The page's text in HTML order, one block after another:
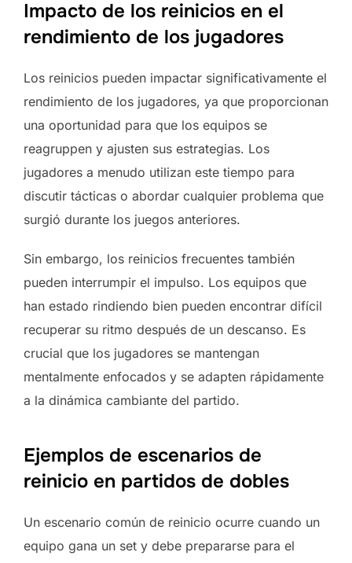
Impacto de los reinicios en el
rendimiento de los jugadores
Los reinicios pueden impactar significativamente el
rendimiento de los jugadores, ya que proporcionan
una oportunidad para que los equipos se
reagruppen y ajusten sus estrategias. Los
jugadores a menudo utilizan este tiempo para
discutir tácticas o abordar cualquier problema que
surgió durante los juegos anteriores.
Sin embargo, los reinicios frecuentes también
pueden interrumpir el impulso. Los equipos que
han estado rindiendo bien pueden encontrar difícil
recuperar su ritmo después de un descanso. Es
crucial que los jugadores se mantengan
mentalmente enfocados y se adapten rápidamente
a la dinámica cambiante del partido.
Ejemplos de escenarios de
reinicio en partidos de dobles
Un escenario común de reinicio ocurre cuando un
equipo gana un set y debe prepararse para el